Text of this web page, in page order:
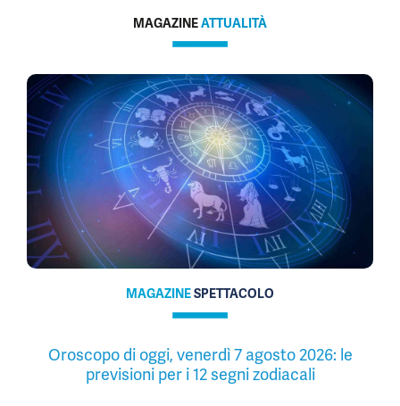
MAGAZINEATTUALITÀ
MAGAZINESPETTACOLO
Oroscopo di oggi, venerdì 7 agosto 2026: le
previsioni per i 12 segni zodiacali